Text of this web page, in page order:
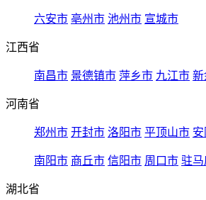
六安市 亳州市 池州市 宣城市
江西省
南昌市 景德镇市 萍乡市 九江市 新
河南省
郑州市 开封市 洛阳市 平顶山市
南阳市 商丘市 信阳市 周口市 驻
湖北省